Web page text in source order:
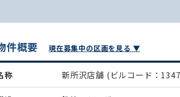
件概要 現在募集中の区画を見る ▼
称 新所沢店舗 (ビルコード：